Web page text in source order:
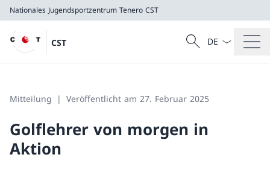
Nationales Jugendsportzentrum Tenero CST
CST
CST
Suche
Suche
Sprach
Mitteilung Veröffentlicht am 27. Februar 2025
Golflehrer von morgen in
Aktion